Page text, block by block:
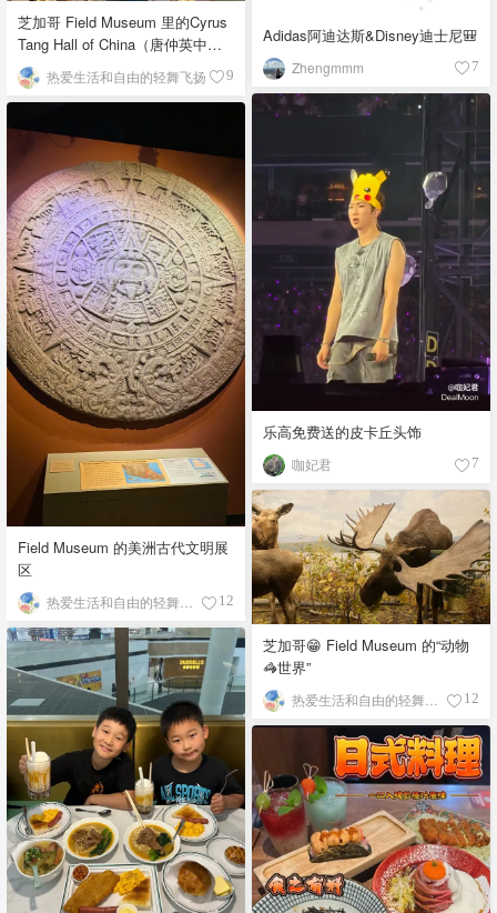
Adidas阿迪达斯&Disney迪士尼🎒
Zhengmmm 7
芝加哥 Field Museum 里的Cyrus
Tang Hall of China（唐仲英中国
馆） 热爱生活和自由的轻舞飞扬 9
乐高免费送的皮卡丘头饰
咖妃君 7
Field Museum 的美洲古代文明展
区
热爱生活和自由的轻舞飞扬 12
芝加哥😁 Field Museum 的“动物
🦓世界”
12